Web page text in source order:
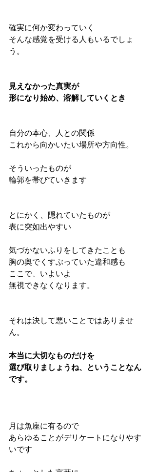
確実に何か変わっていく
そんな感覚を受ける人もいるでしょ
う。
見えなかった真実が
形になり始め、溶解していくとき
自分の本心、人との関係
これから向かいたい場所や方向性。
そういったものが
輪郭を帯びていきます
とにかく、隠れていたものが
表に突如出やすい
気づかないふりをしてきたことも
胸の奥でくすぶっていた違和感も
ここで、いよいよ
無視できなくなります。
それは決して悪いことではありませ
ん。
本当に大切なものだけを
選び取りましょうね、ということなん
です。
月は魚座に有るので
あらゆることがデリケートになりやす
いです